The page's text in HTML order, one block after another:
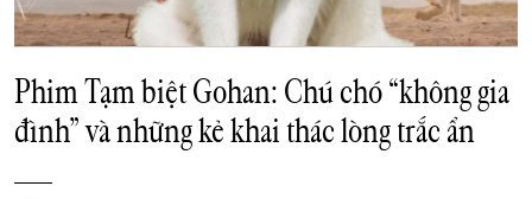
Phim Tạm biệt Gohan: Chú chó “không gia
đình” và những kẻ khai thác lòng trắc ẩn